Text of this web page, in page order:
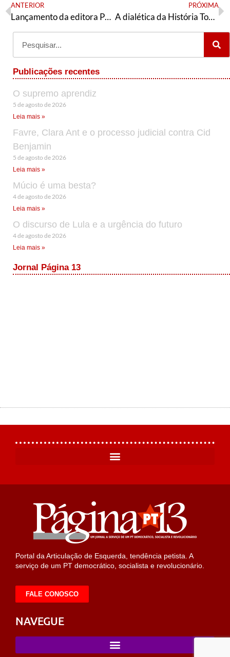
ANTERIOR
Lançamento da editora Página 13: Socialismo
PRÓXIMA
A dialética da História Tomo 1 – Wladimir Pomar
Publicações recentes
O supremo aprendiz
5 de agosto de 2026
Leia mais »
Favre, Clara Ant e o processo judicial contra Cid
Benjamin
5 de agosto de 2026
Leia mais »
Múcio é uma besta?
4 de agosto de 2026
Leia mais »
O discurso de Lula e a urgência do futuro
4 de agosto de 2026
Leia mais »
Jornal Página 13
Portal da Articulação de Esquerda, tendência petista. A
serviço de um PT democrático, socialista e revolucionário.
FALE CONOSCO
NAVEGUE